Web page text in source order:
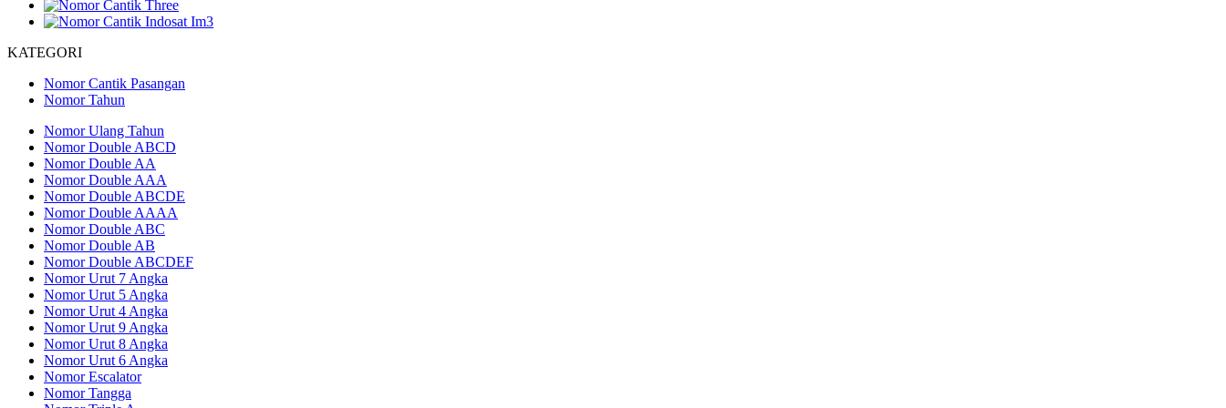
KATEGORI
Nomor Cantik Pasangan
Nomor Tahun
Nomor Ulang Tahun
Nomor Double ABCD
Nomor Double AA
Nomor Double AAA
Nomor Double ABCDE
Nomor Double AAAA
Nomor Double ABC
Nomor Double AB
Nomor Double ABCDEF
Nomor Urut 7 Angka
Nomor Urut 5 Angka
Nomor Urut 4 Angka
Nomor Urut 9 Angka
Nomor Urut 8 Angka
Nomor Urut 6 Angka
Nomor Escalator
Nomor Tangga